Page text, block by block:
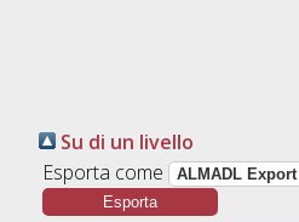
Su di un livello
Esporta come